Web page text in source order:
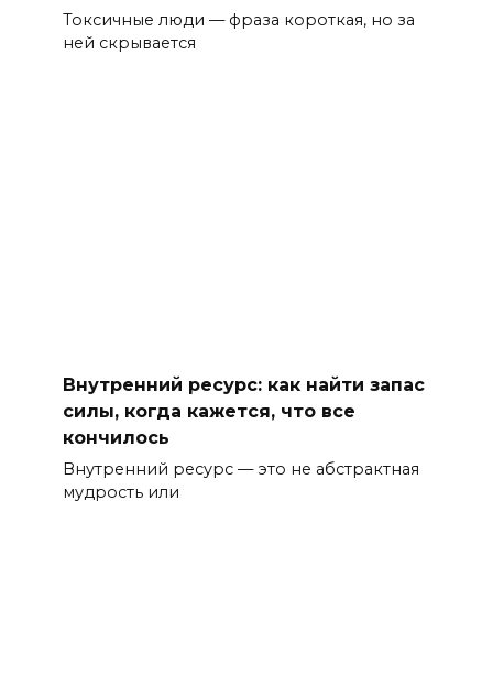
Токсичные люди — фраза короткая, но за
ней скрывается
Внутренний ресурс: как найти запас
силы, когда кажется, что все
кончилось
Внутренний ресурс — это не абстрактная
мудрость или